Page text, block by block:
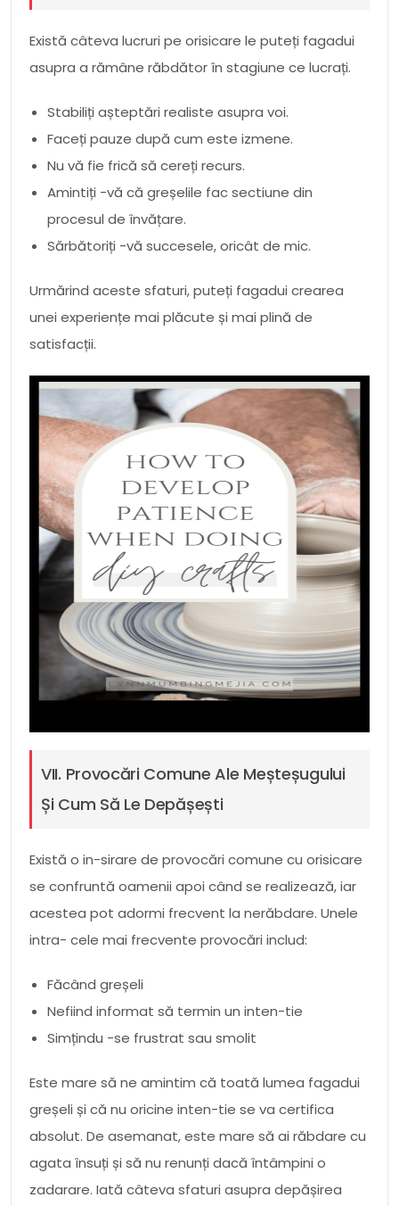
Există câteva lucruri pe orisicare le puteți fagadui
asupra a rămâne răbdător în stagiune ce lucrați.
Stabiliți așteptări realiste asupra voi.
Faceți pauze după cum este izmene.
Nu vă fie frică să cereți recurs.
Amintiți -vă că greșelile fac sectiune din
procesul de învățare.
Sărbătoriți -vă succesele, oricât de mic.
Urmărind aceste sfaturi, puteți fagadui crearea
unei experiențe mai plăcute și mai plină de
satisfacții.
VII. Provocări Comune Ale Meșteșugului
Și Cum Să Le Depășești
Există o in-sirare de provocări comune cu orisicare
se confruntă oamenii apoi când se realizează, iar
acestea pot adormi frecvent la nerăbdare. Unele
intra- cele mai frecvente provocări includ:
Făcând greșeli
Nefiind informat să termin un inten-tie
Simțindu -se frustrat sau smolit
Este mare să ne amintim că toată lumea fagadui
greșeli și că nu oricine inten-tie se va certifica
absolut. De asemanat, este mare să ai răbdare cu
agata însuți și să nu renunți dacă întâmpini o
zadarare. Iată câteva sfaturi asupra depășirea